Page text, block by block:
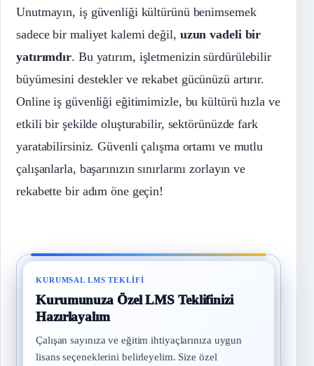
Unutmayın, iş güvenliği kültürünü benimsemek
sadece bir maliyet kalemi değil, uzun vadeli bir
yatırımdır. Bu yatırım, işletmenizin sürdürülebilir
büyümesini destekler ve rekabet gücünüzü artırır.
Online iş güvenliği eğitimimizle, bu kültürü hızla ve
etkili bir şekilde oluşturabilir, sektörünüzde fark
yaratabilirsiniz. Güvenli çalışma ortamı ve mutlu
çalışanlarla, başarınızın sınırlarını zorlayın ve
rekabette bir adım öne geçin!
KURUMSAL LMS TEKLIFI
Kurumunuza Özel LMS Teklifinizi
Hazırlayalım
Çalışan sayınıza ve eğitim ihtiyaçlarınıza uygun
lisans seçeneklerini belirleyelim. Size özel